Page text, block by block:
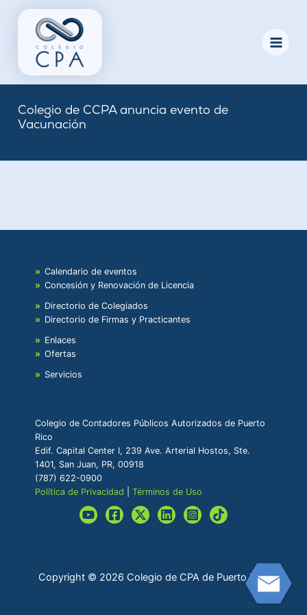
Colegio de CCPA anuncia evento de
Vacunación
Calendario de eventos
Concesión y Renovación de Licencia
Directorio de Colegiados
Directorio de Firmas y Practicantes
Enlaces
Ofertas
Servicios
Colegio de Contadores Públicos Autorizados de Puerto
Rico
Edif. Capital Center I, 239 Ave. Arterial Hostos, Ste.
1401, San Juan, PR, 00918
(787) 622-0900
Política de Privacidad |Términos de Uso
Copyright © 2026 Colegio de CPA de Puerto Rico